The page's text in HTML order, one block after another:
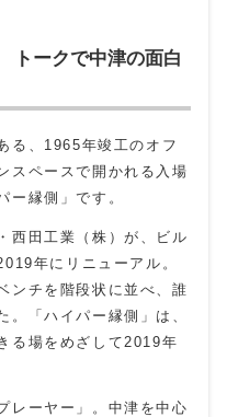
トークで中津の面白
る、1965年竣工のオフ
スペースで開かれる入場
ー縁側」です。
西田工業（株）が、ビル
年にリニューアル。
ンチを階段状に並べ、誰
。「ハイパー縁側」は、
る場をめざして2019年
レーヤー」。中津を中心